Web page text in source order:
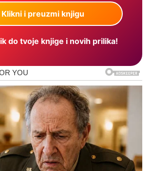
do tvoje knjige i novih prilika!